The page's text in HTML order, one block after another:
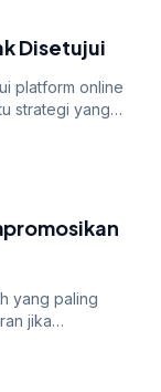
Disetujui
platform online
strategi yang
persetujuan
yang paling
jika